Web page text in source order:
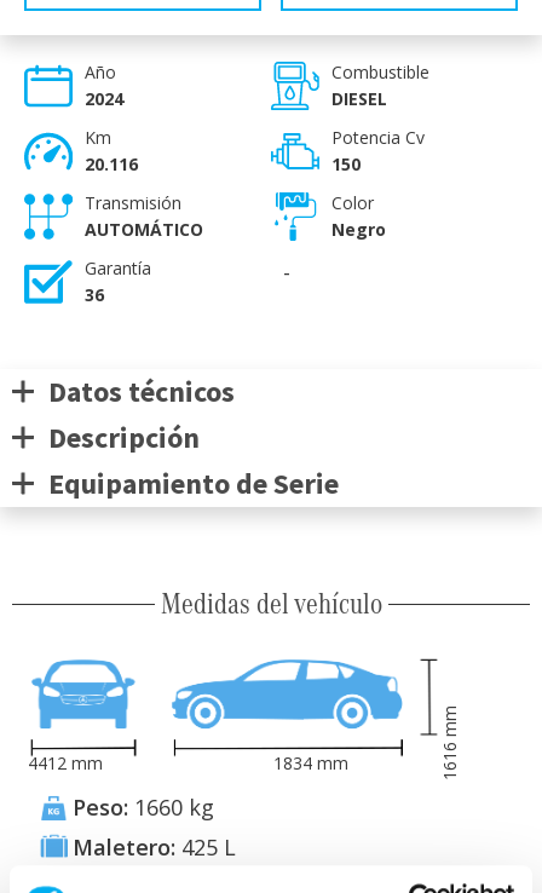
Año
2024
Km
20.116
Combustible
DIESEL
Potencia Cv
150
Transmisión
AUTOMÁTICO
Garantía
36
Color
Negro
-
Datos técnicos
Descripción
Equipamiento de Serie
Medidas del vehículo
1616
mm
4412mm 1834 mm
Peso: 1660 kg
Maletero: 425 L